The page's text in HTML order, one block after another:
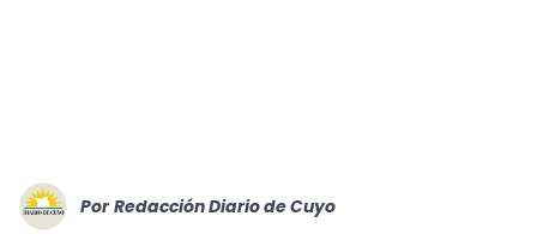
Por Redacción Diario de Cuyo